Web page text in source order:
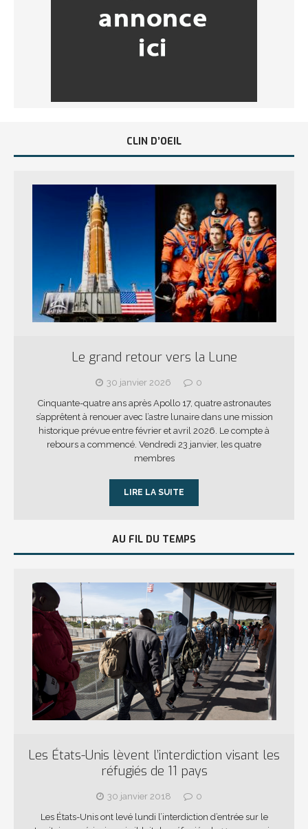
CLIN D’OEIL
Le grand retour vers la Lune
30 janvier 2026
0
Cinquante-quatre ans après Apollo 17, quatre astronautes
s’apprêtent à renouer avec l’astre lunaire dans une mission
historique prévue entre février et avril 2026. Le compte à
rebours a commencé. Vendredi 23 janvier, les quatre
membres
LIRE LA SUITE
AU FIL DU TEMPS
Les États-Unis lèvent l’interdiction visant les
réfugiés de 11 pays
30 janvier 2018
0
Les États-Unis ont levé lundi l’interdiction d’entrée sur le